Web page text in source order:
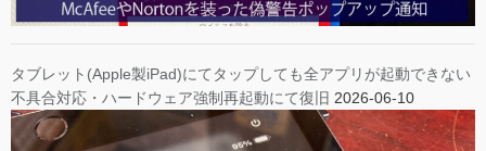
タブレット(Apple製iPad)にてタップしても全アプリが起動できない
不具合対応・ハードウェア強制再起動にて復旧 2026-06-10